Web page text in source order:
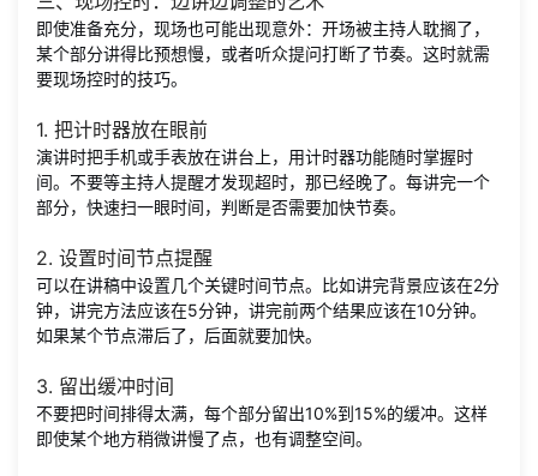
即使准备充分，现场也可能出现意外：开场被主持人耽搁了，
某个部分讲得比预想慢，或者听众提问打断了节奏。这时就需
要现场控时的技巧。
1. 把计时器放在眼前
演讲时把手机或手表放在讲台上，用计时器功能随时掌握时
间。不要等主持人提醒才发现超时，那已经晚了。每讲完一个
部分，快速扫一眼时间，判断是否需要加快节奏。
2. 设置时间节点提醒
可以在讲稿中设置几个关键时间节点。比如讲完背景应该在2分
钟，讲完方法应该在5分钟，讲完前两个结果应该在10分钟。
如果某个节点滞后了，后面就要加快。
3. 留出缓冲时间
不要把时间排得太满，每个部分留出10%到15%的缓冲。这样
即使某个地方稍微讲慢了点，也有调整空间。